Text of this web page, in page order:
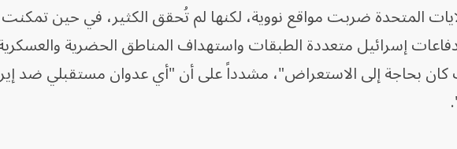
المتحدة ضربت مواقع نووية، لكنها لم تُحقق الكثير، في حين
إسرائيل متعددة الطبقات واستهداف المناطق الحضرية
كان بحاجة إلى الاستعراض"، مشدداً على أن "أي عدوان مستقبلي ضد